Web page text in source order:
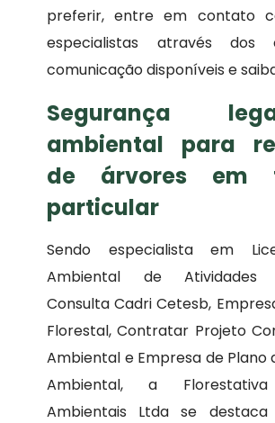
preferir, entre em contato
especialistas através dos
comunicação disponíveis e
Segurança
ambiental para
de árvores em
particular
Sendo especialista em
Ambiental de Atividades
Consulta Cadri Cetesb,
Florestal, Contratar Projeto
Ambiental e Empresa de Plano
Ambiental, a Florestativa
Ambientais Ltda se